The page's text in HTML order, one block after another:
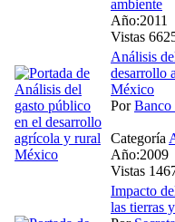
ambiente
Año:2011
Vistas
Análisis
desarrollo
México
Por
Categoría
Año:2009
Vistas
Impacto
las tierras